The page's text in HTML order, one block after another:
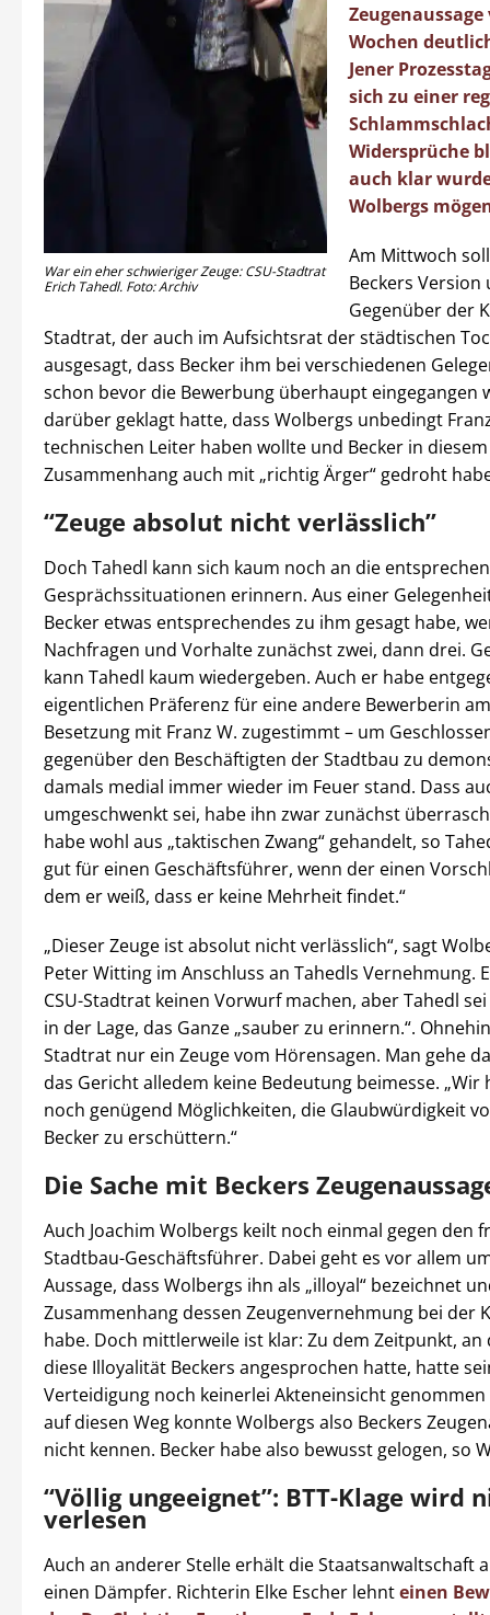
War ein eher schwieriger Zeuge: CSU-Stadtrat
Erich Tahedl. Foto: Archiv
Wochen
Jener
sich zu einer
Widersprüche
auch klar
Wolbergs
Am Mittwoch
Beckers
Gegenüber der
Stadtrat, der auch im Aufsichtsrat der städtischen
ausgesagt, dass Becker ihm bei verschiedenen
schon bevor die Bewerbung überhaupt eingegangen
darüber geklagt hatte, dass Wolbergs unbedingt
technischen Leiter haben wollte und Becker in diesem
Zusammenhang auch mit „richtig Ärger“ gedroht
“Zeuge absolut nicht verlässlich”
Doch Tahedl kann sich kaum noch an die
Gesprächssituationen erinnern. Aus einer
Becker etwas entsprechendes zu ihm gesagt habe,
Nachfragen und Vorhalte zunächst zwei, dann drei.
kann Tahedl kaum wiedergeben. Auch er habe
eigentlichen Präferenz für eine andere Bewerberin
Besetzung mit Franz W. zugestimmt – um
gegenüber den Beschäftigten der Stadtbau zu
damals medial immer wieder im Feuer stand. Dass
umgeschwenkt sei, habe ihn zwar zunächst
habe wohl aus „taktischen Zwang“ gehandelt, so
gut für einen Geschäftsführer, wenn der einen
dem er weiß, dass er keine Mehrheit findet.“
„Dieser Zeuge ist absolut nicht verlässlich“, sagt
Peter Witting im Anschluss an Tahedls Vernehmung.
CSU-Stadtrat keinen Vorwurf machen, aber Tahedl
in der Lage, das Ganze „sauber zu erinnern.“.
Stadtrat nur ein Zeuge vom Hörensagen. Man gehe
das Gericht alledem keine Bedeutung beimesse. „Wir
noch genügend Möglichkeiten, die Glaubwürdigkeit
Becker zu erschüttern.“
Die Sache mit Beckers
Auch Joachim Wolbergs keilt noch einmal gegen den
Stadtbau-Geschäftsführer. Dabei geht es vor allem
Aussage, dass Wolbergs ihn als „illoyal“ bezeichnet
Zusammenhang dessen Zeugenvernehmung bei der
habe. Doch mittlerweile ist klar: Zu dem Zeitpunkt, an
diese Illoyalität Beckers angesprochen hatte, hatte
Verteidigung noch keinerlei Akteneinsicht
auf diesen Weg konnte Wolbergs also Beckers
nicht kennen. Becker habe also bewusst gelogen, so
“Völlig ungeeignet”: BTT-Klage wird
verlesen
Auch an anderer Stelle erhält die Staatsanwaltschaft
einen Dämpfer. Richterin Elke Escher lehnteinen